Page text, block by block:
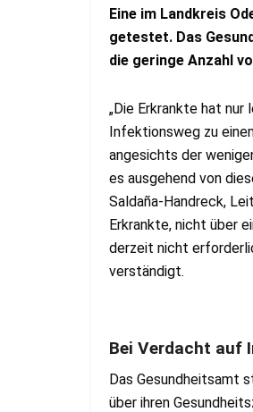
Eine im Landkreis
getestet. Das
die geringe Anzahl
„Die Erkrankte hat
Infektionsweg zu
angesichts der
es ausgehend von
Saldaña-Handreck,
Erkrankte, nicht über
derzeit nicht
verständigt.
Bei Verdacht auf
Das Gesundheitsamt
über ihren